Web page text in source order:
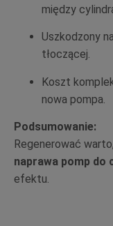
między
Uszkodzony
tłoczącej.
Koszt
nowa pompa.
Podsumowanie:
Regenerować
naprawa pomp do
efektu.